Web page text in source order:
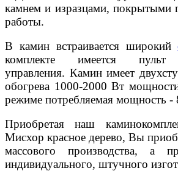
камнем и изразцами, покрытыми
работы.
В камин встраивается широкий
комплекте имеется пульт
управления. Камин имеет
обогрева 1000-2000 Вт
режиме потребляемая мощность -
Приобретая наш
Мисхор красное дерево, Вы
массового производства, а
индивидуального, штучного